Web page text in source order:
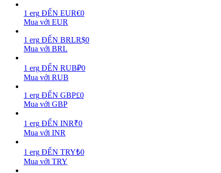
Power Piggy
1 erg ĐẾN EUR€0
Mua với EUR
1 erg ĐẾN BRLR$0
Mua với BRL
1 erg ĐẾN RUB₽0
Mua với RUB
1 erg ĐẾN GBP£0
Mua với GBP
1 erg ĐẾN INR₹0
Mua với INR
1 erg ĐẾN TRY₺0
Mua với TRY